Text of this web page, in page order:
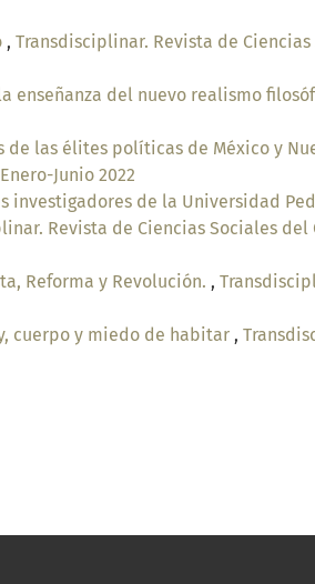
, Transdisciplinar. Revista de Ciencias
enseñanza del nuevo realismo
de las élites políticas de México y
Junio 2022
investigadores de la Universidad
Revista de Ciencias Sociales del
Reforma y Revolución. ,
cuerpo y miedo de habitar ,